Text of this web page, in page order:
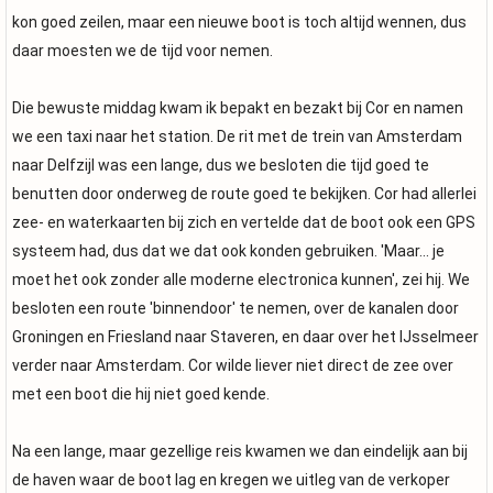
kon goed zeilen, maar een nieuwe boot is toch altijd wennen, dus
daar moesten we de tijd voor nemen.
Die bewuste middag kwam ik bepakt en bezakt bij Cor en namen
we een taxi naar het station. De rit met de trein van Amsterdam
naar Delfzijl was een lange, dus we besloten die tijd goed te
benutten door onderweg de route goed te bekijken. Cor had allerlei
zee- en waterkaarten bij zich en vertelde dat de boot ook een GPS
systeem had, dus dat we dat ook konden gebruiken. 'Maar... je
moet het ook zonder alle moderne electronica kunnen', zei hij. We
besloten een route 'binnendoor' te nemen, over de kanalen door
Groningen en Friesland naar Staveren, en daar over het IJsselmeer
verder naar Amsterdam. Cor wilde liever niet direct de zee over
met een boot die hij niet goed kende.
Na een lange, maar gezellige reis kwamen we dan eindelijk aan bij
de haven waar de boot lag en kregen we uitleg van de verkoper